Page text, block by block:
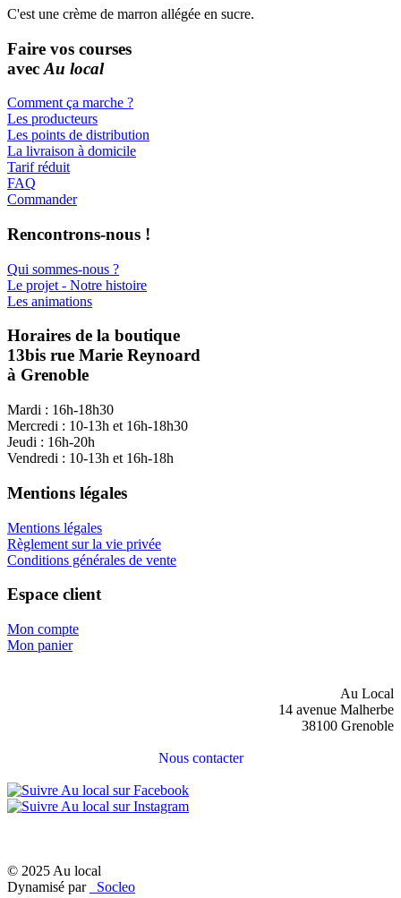
C'est une crème de marron allégée en sucre.
Faire vos courses
avec Au local
Comment ça marche ?
Les producteurs
Les points de distribution
La livraison à domicile
Tarif réduit
FAQ
Commander
Rencontrons-nous !
Qui sommes-nous ?
Le projet - Notre histoire
Les animations
Horaires de la boutique
13bis rue Marie Reynoard
à Grenoble
Mardi : 16h-18h30
Mercredi : 10-13h et 16h-18h30
Jeudi : 16h-20h
Vendredi : 10-13h et 16h-18h
Mentions légales
Mentions légales
Règlement sur la vie privée
Conditions générales de vente
Espace client
Mon compte
Mon panier
Au Local
14 avenue Malherbe
38100 Grenoble
Nous contacter
© 2025 Au local
Dynamisé par
Socleo